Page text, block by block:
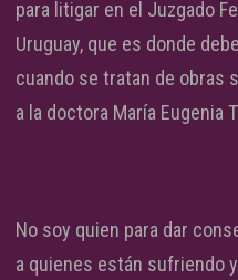
para litigar en el Juzgado
Uruguay, que es donde
cuando se tratan de obras
a la doctora María Eugenia
No soy quien para dar
a quienes están sufriendo